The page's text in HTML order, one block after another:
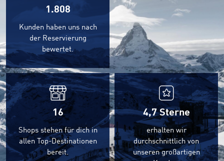
1.808
Kunden haben uns nach
der Reservierung
bewertet.
16
Shops stehen für dich in
allen Top-Destinationen
bereit.
4,7Sterne
erhalten wir
durchschnittlich von
unseren großartigen